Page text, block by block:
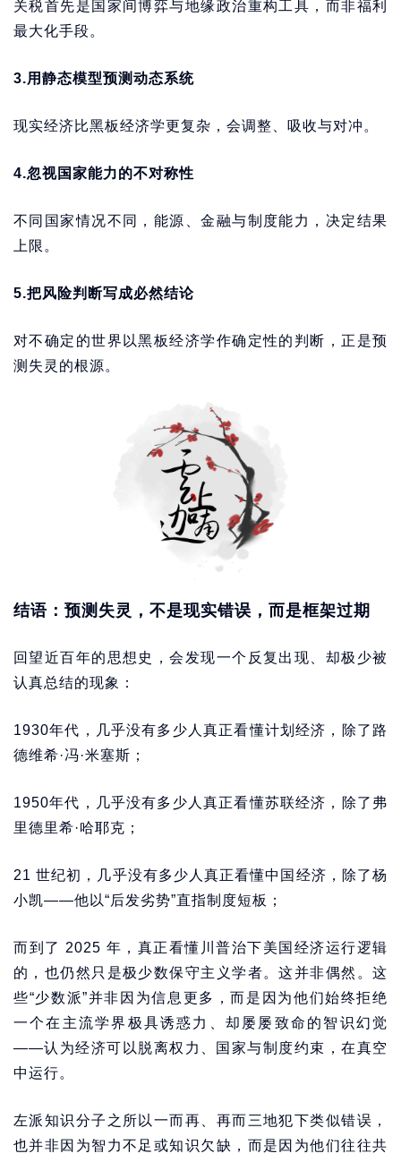
关税首先是国家间博弈与地缘政治重构工具，而非福利
最大化手段。
3.用静态模型预测动态系统
现实经济比黑板经济学更复杂，会调整、吸收与对冲。
4.忽视国家能力的不对称性
不同国家情况不同，能源、金融与制度能力，决定结果
上限。
5.把风险判断写成必然结论
对不确定的世界以黑板经济学作确定性的判断，正是预
测失灵的根源。
结语：预测失灵，不是现实错误，而是框架过期
回望近百年的思想史，会发现一个反复出现、却极少被
认真总结的现象：
1930年代，几乎没有多少人真正看懂计划经济，除了路
德维希·冯·米塞斯；
1950年代，几乎没有多少人真正看懂苏联经济，除了弗
里德里希·哈耶克；
21 世纪初，几乎没有多少人真正看懂中国经济，除了杨
小凯——他以“后发劣势”直指制度短板；
而到了 2025 年，真正看懂川普治下美国经济运行逻辑
的，也仍然只是极少数保守主义学者。这并非偶然。这
些“少数派”并非因为信息更多，而是因为他们始终拒绝
一个在主流学界极具诱惑力、却屡屡致命的智识幻觉
——认为经济可以脱离权力、国家与制度约束，在真空
中运行。
左派知识分子之所以一而再、再而三地犯下类似错误，
也并非因为智力不足或知识欠缺，而是因为他们往往共